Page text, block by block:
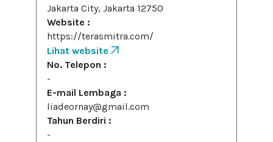
Jakarta City, Jakarta 12750
Website :
https://terasmitra.com/
Lihat website
No. Telepon :
-
E-mail Lembaga :
liadeornay@gmail.com
Tahun Berdiri :
-